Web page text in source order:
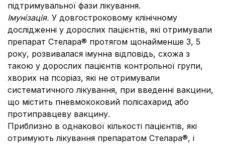
підтримувальної фази лікування.
Імунізація. У довгостроковому клінічному
дослідженні у дорослих пацієнтів, які отримували
препарат Стелара® протягом щонайменше 3, 5
року, розвивалася імунна відповідь, схожа з
такою у дорослих пацієнтів контрольної групи,
хворих на псоріаз, які не отримували
систематичного лікування, при введенні вакцини,
що містить пневмококовий полісахарид або
протиправцеву вакцину.
Приблизно в однакової кількості пацієнтів, які
отримують лікування препаратом Стелара®, і